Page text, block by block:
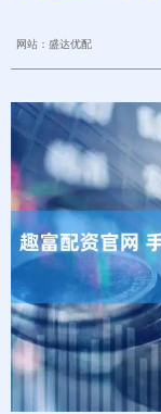
网站：盛达优配